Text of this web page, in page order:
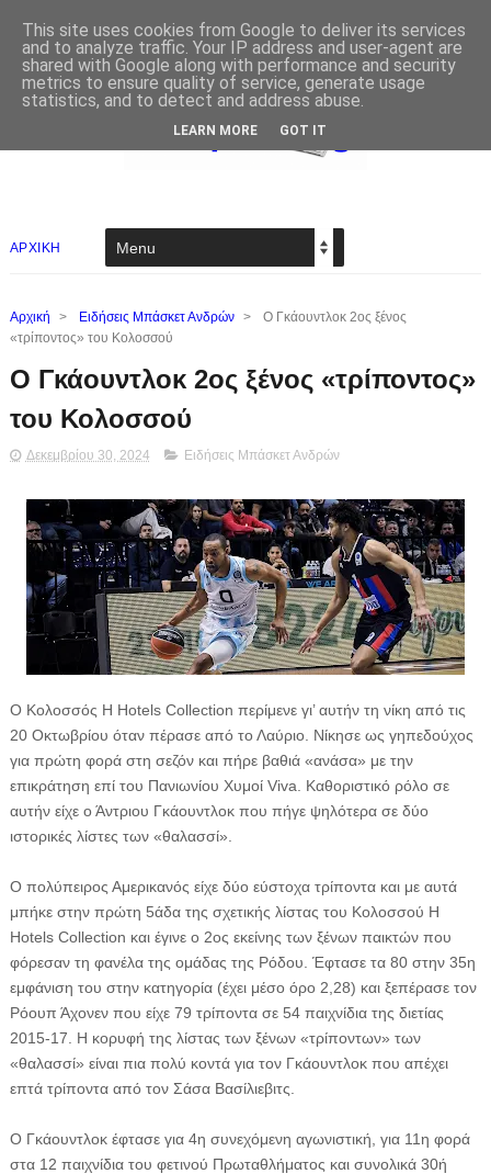
ΑΡΧΙΚΗ
Αρχική > Ειδήσεις Μπάσκετ Ανδρών >
Ο Γκάουντλοκ 2ος ξένος
«τρίποντος» του Κολοσσού
Ο Γκάουντλοκ 2ος ξένος «τρίποντος»
του Κολοσσού
Δεκεμβρίου 30, 2024 Ειδήσεις Μπάσκετ Ανδρών
Ο Κολοσσός H Hotels Collection περίμενε γι’ αυτήν τη νίκη από τις
20 Οκτωβρίου όταν πέρασε από το Λαύριο. Νίκησε ως γηπεδούχος
για πρώτη φορά στη σεζόν και πήρε βαθιά «ανάσα» με την
επικράτηση επί του Πανιωνίου Χυμοί Viva. Καθοριστικό ρόλο σε
αυτήν είχε ο Άντριου Γκάουντλοκ που πήγε ψηλότερα σε δύο
ιστορικές λίστες των «θαλασσί».
Ο πολύπειρος Αμερικανός είχε δύο εύστοχα τρίποντα και με αυτά
μπήκε στην πρώτη 5άδα της σχετικής λίστας του Κολοσσού H
Hotels Collection και έγινε ο 2ος εκείνης των ξένων παικτών που
φόρεσαν τη φανέλα της ομάδας της Ρόδου. Έφτασε τα 80 στην 35η
εμφάνιση του στην κατηγορία (έχει μέσο όρο 2,28) και ξεπέρασε τον
Ρόουπ Άχονεν που είχε 79 τρίποντα σε 54 παιχνίδια της διετίας
2015-17. Η κορυφή της λίστας των ξένων «τρίποντων» των
«θαλασσί» είναι πια πολύ κοντά για τον Γκάουντλοκ που απέχει
επτά τρίποντα από τον Σάσα Βασίλιεβιτς.
Ο Γκάουντλοκ έφτασε για 4η συνεχόμενη αγωνιστική, για 11η φορά
στα 12 παιχνίδια του φετινού Πρωταθλήματος και συνολικά 30ή
This site uses cookies from Google to deliver its services
and to analyze traffic. Your IP address and user-agent are
shared with Google along with performance and security
metrics to ensure quality of service, generate usage
statistics, and to detect and address abuse.
LEARN MORE GOT IT